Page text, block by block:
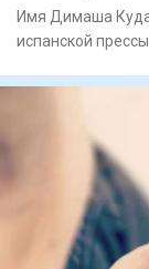
Имя Димаша
испанской